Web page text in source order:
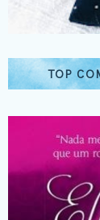
TOP